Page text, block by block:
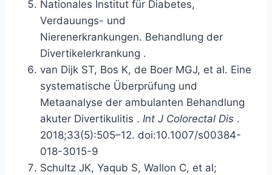
Nationales Institut für Diabetes,
Verdauungs- und
Nierenerkrankungen. Behandlung der
Divertikelerkrankung .
van Dijk ST, Bos K, de Boer MGJ, et al. Eine
systematische Überprüfung und
Metaanalyse der ambulanten Behandlung
akuter Divertikulitis . Int J Colorectal Dis .
2018;33(5):505–12. doi:10.1007/s00384-
018-3015-9
Schultz JK, Yaqub S, Wallon C, et al;